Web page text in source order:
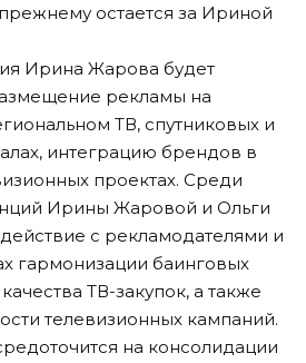
остается за Ириной
Ирина Жарова будет
рекламы на
ТВ, спутниковых и
интеграцию брендов в
проектах. Среди
Ирины Жаровой и Ольги
с рекламодателями и
гармонизации баинговых
ТВ-закупок, а также
телевизионных кампаний.
на консолидации